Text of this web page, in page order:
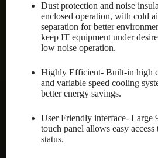
Dust protection and noise
enclosed operation, with cold
separation for better
keep IT equipment under
low noise operation.
Highly Efficient- Built-in high
and variable speed cooling
better energy savings.
User Friendly interface- Large
touch panel allows easy access
status.